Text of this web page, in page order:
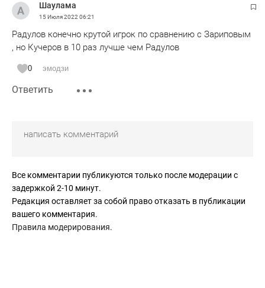
Шаулама
15 Июля 202206:21
Радулов конечно крутой игрок по сравнению с Зариповым
, но Кучеров в 10 раз лучше чем Радулов
0 эмодзи
Ответить
Все комментарии публикуются только после модерации с
задержкой 2-10 минут.
Редакция оставляет за собой право отказать в публикации
вашего комментария.
Правила модерирования.